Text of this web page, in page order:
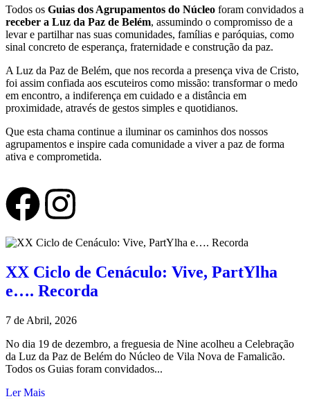
Todos os Guias dos Agrupamentos do Núcleo foram convidados a
receber a Luz da Paz de Belém, assumindo o compromisso de a
levar e partilhar nas suas comunidades, famílias e paróquias, como
sinal concreto de esperança, fraternidade e construção da paz.
A Luz da Paz de Belém, que nos recorda a presença viva de Cristo,
foi assim confiada aos escuteiros como missão: transformar o medo
em encontro, a indiferença em cuidado e a distância em
proximidade, através de gestos simples e quotidianos.
Que esta chama continue a iluminar os caminhos dos nossos
agrupamentos e inspire cada comunidade a viver a paz de forma
ativa e comprometida.
XX Ciclo de Cenáculo: Vive, PartYlha
e…. Recorda
7 de Abril, 2026
No dia 19 de dezembro, a freguesia de Nine acolheu a Celebração
da Luz da Paz de Belém do Núcleo de Vila Nova de Famalicão.
Todos os Guias foram convidados...
Ler Mais